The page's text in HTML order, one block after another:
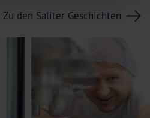
Zu den Saliter Geschichten